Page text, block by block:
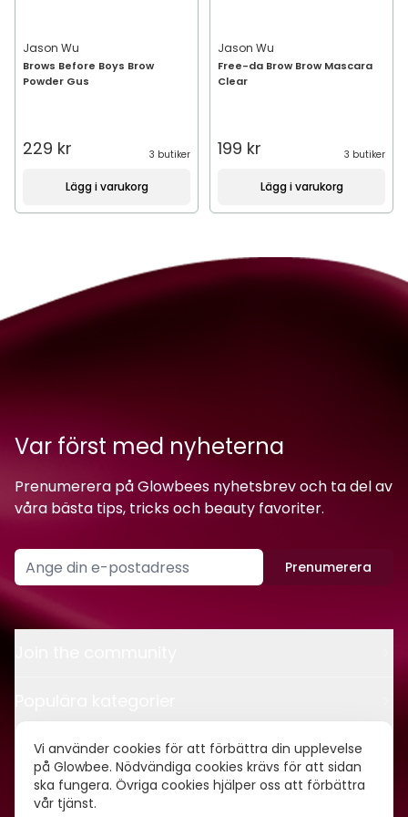
Vi använder cookies för att förbättra din upplevelse
på Glowbee. Nödvändiga cookies krävs för att sidan
ska fungera. Övriga cookies hjälper oss att förbättra
vår tjänst.
Jason Wu
Brows Before Boys Brow
Powder Gus
229 kr 3 butiker
Lägg i varukorg
Jason Wu
Free-da Brow Brow Mascara
Clear
199 kr 3 butiker
Lägg i varukorg
Var först med nyheterna
Prenumerera på Glowbees nyhetsbrev och ta del av
våra bästa tips, tricks och beauty favoriter.
Prenumerera
Kontakt
Om oss